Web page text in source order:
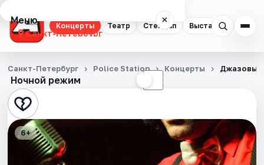
Концерты Театр Стендап Выставки
Меню ×
Санкт-Петербург
Концерты
Театр
Стендап
Выставки
Ночной режим ☾
Санкт-Петербург Police Station Концерты Джазовый
6+